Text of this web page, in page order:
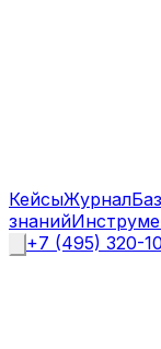
КейсыЖурнал
знаний
+7 (495) 320-